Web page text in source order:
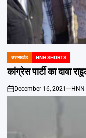
POSTED
IN
उत्तराखंड HNN SHORTS
कांग्रेस पार्टी का दावा
on
December 16, 2021